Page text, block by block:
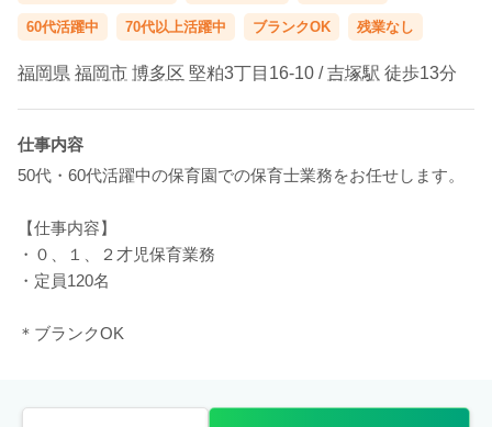
60代活躍中 70代以上活躍中 ブランクOK 残業なし
福岡県 福岡市 博多区 堅粕3丁目16-10 /吉塚駅 徒歩13分
仕事内容
50代・60代活躍中の保育園での保育士業務をお任せします。
【仕事内容】
・０、１、２才児保育業務
・定員120名
＊ブランクOK